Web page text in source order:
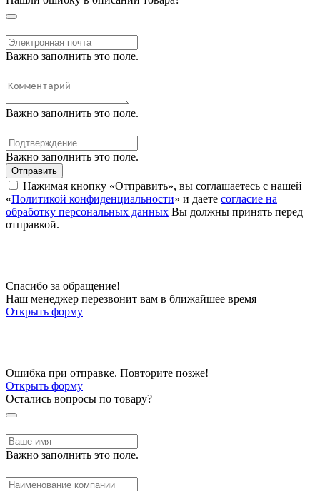
Важно заполнить это поле.
Важно заполнить это поле.
Важно заполнить это поле.
Отправить
Нажимая кнопку «Отправить», вы соглашаетесь с нашей
«Политикой конфиденциальности» и даете согласие на
обработку персональных данных Вы должны принять перед
отправкой.
Спасибо за обращение!
Наш менеджер перезвонит вам в ближайшее время
Открыть форму
Ошибка при отправке. Повторите позже!
Открыть форму
Остались вопросы по товару?
Важно заполнить это поле.